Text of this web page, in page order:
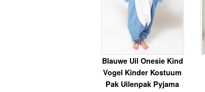
Blauwe Uil Onesie Kind
Vogel Kinder Kostuum
Pak Uilenpak Pyjama